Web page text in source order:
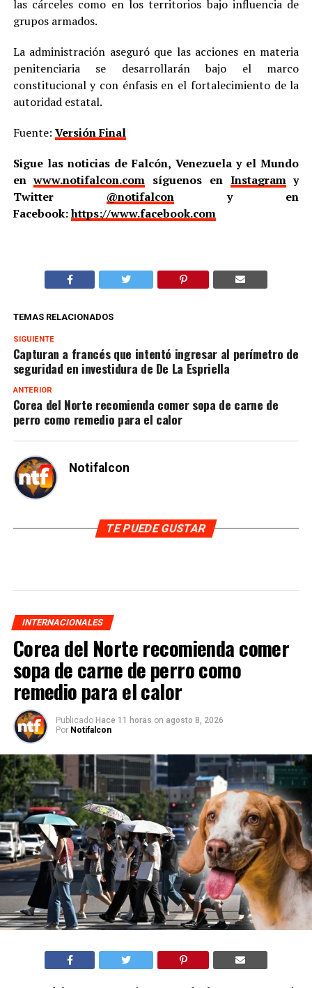
las cárceles como en los territorios bajo influencia de
grupos armados.
La administración aseguró que las acciones en materia
penitenciaria se desarrollarán bajo el marco
constitucional y con énfasis en el fortalecimiento de la
autoridad estatal.
Fuente: Versión Final
Sigue las noticias de Falcón, Venezuela y el Mundo
enwww.notifalcon.com síguenos en Instagramy
Twitter @notifalcony en
Facebook:https://www.facebook.com
TEMAS RELACIONADOS
SIGUIENTE
Capturan a francés que intentó ingresar al perímetro de
seguridad en investidura de De La Espriella
ANTERIOR
Corea del Norte recomienda comer sopa de carne de
perro como remedio para el calor
Notifalcon
TE PUEDE GUSTAR
INTERNACIONALES
Corea del Norte recomienda comer
sopa de carne de perro como
remedio para el calor
Publicado Hace 11 horas on agosto 8, 2026
Por Notifalcon